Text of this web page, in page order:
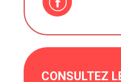
CONSULTEZ